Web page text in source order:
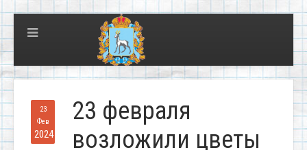
23
Фев
2024
23 февраля
возложили цветы